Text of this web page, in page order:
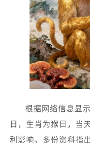
根据网络信息显
日，生肖为猴日，当
利影响。多份资料指